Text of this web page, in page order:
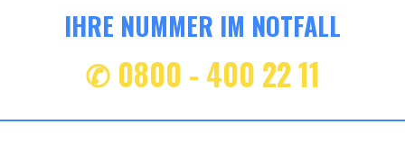
IHRE NUMMER IM NOTFALL
✆ 0800 - 400 22 11